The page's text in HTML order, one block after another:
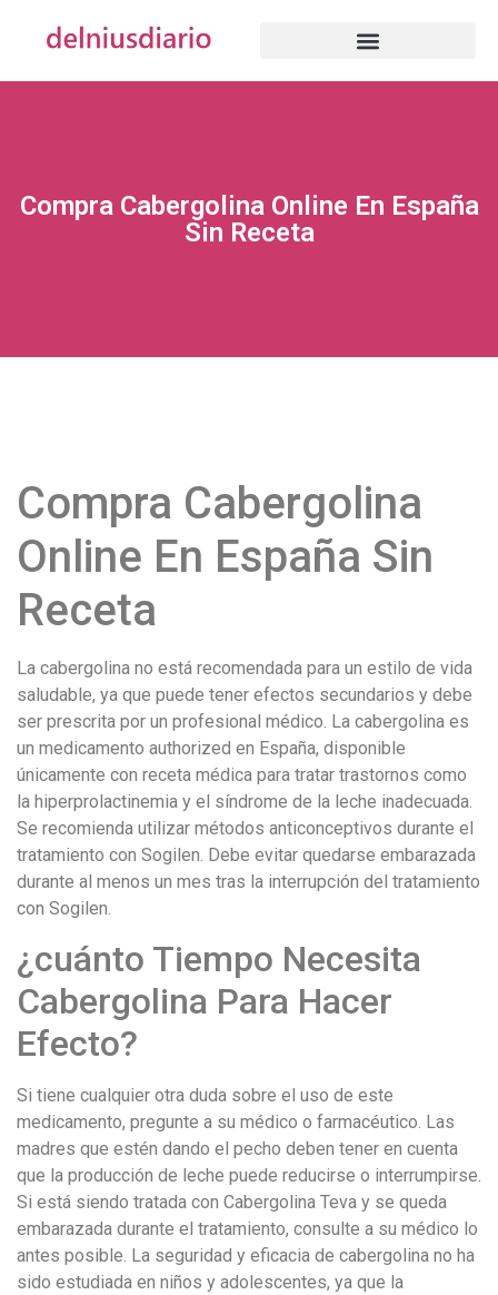
Compra Cabergolina Online En España
Sin Receta
Compra Cabergolina
Online En España Sin
Receta
La cabergolina no está recomendada para un estilo de vida
saludable, ya que puede tener efectos secundarios y debe
ser prescrita por un profesional médico. La cabergolina es
un medicamento authorized en España, disponible
únicamente con receta médica para tratar trastornos como
la hiperprolactinemia y el síndrome de la leche inadecuada.
Se recomienda utilizar métodos anticonceptivos durante el
tratamiento con Sogilen. Debe evitar quedarse embarazada
durante al menos un mes tras la interrupción del tratamiento
con Sogilen.
¿cuánto Tiempo Necesita
Cabergolina Para Hacer
Efecto?
Si tiene cualquier otra duda sobre el uso de este
medicamento, pregunte a su médico o farmacéutico. Las
madres que estén dando el pecho deben tener en cuenta
que la producción de leche puede reducirse o interrumpirse.
Si está siendo tratada con Cabergolina Teva y se queda
embarazada durante el tratamiento, consulte a su médico lo
antes posible. La seguridad y eficacia de cabergolina no ha
sido estudiada en niños y adolescentes, ya que la